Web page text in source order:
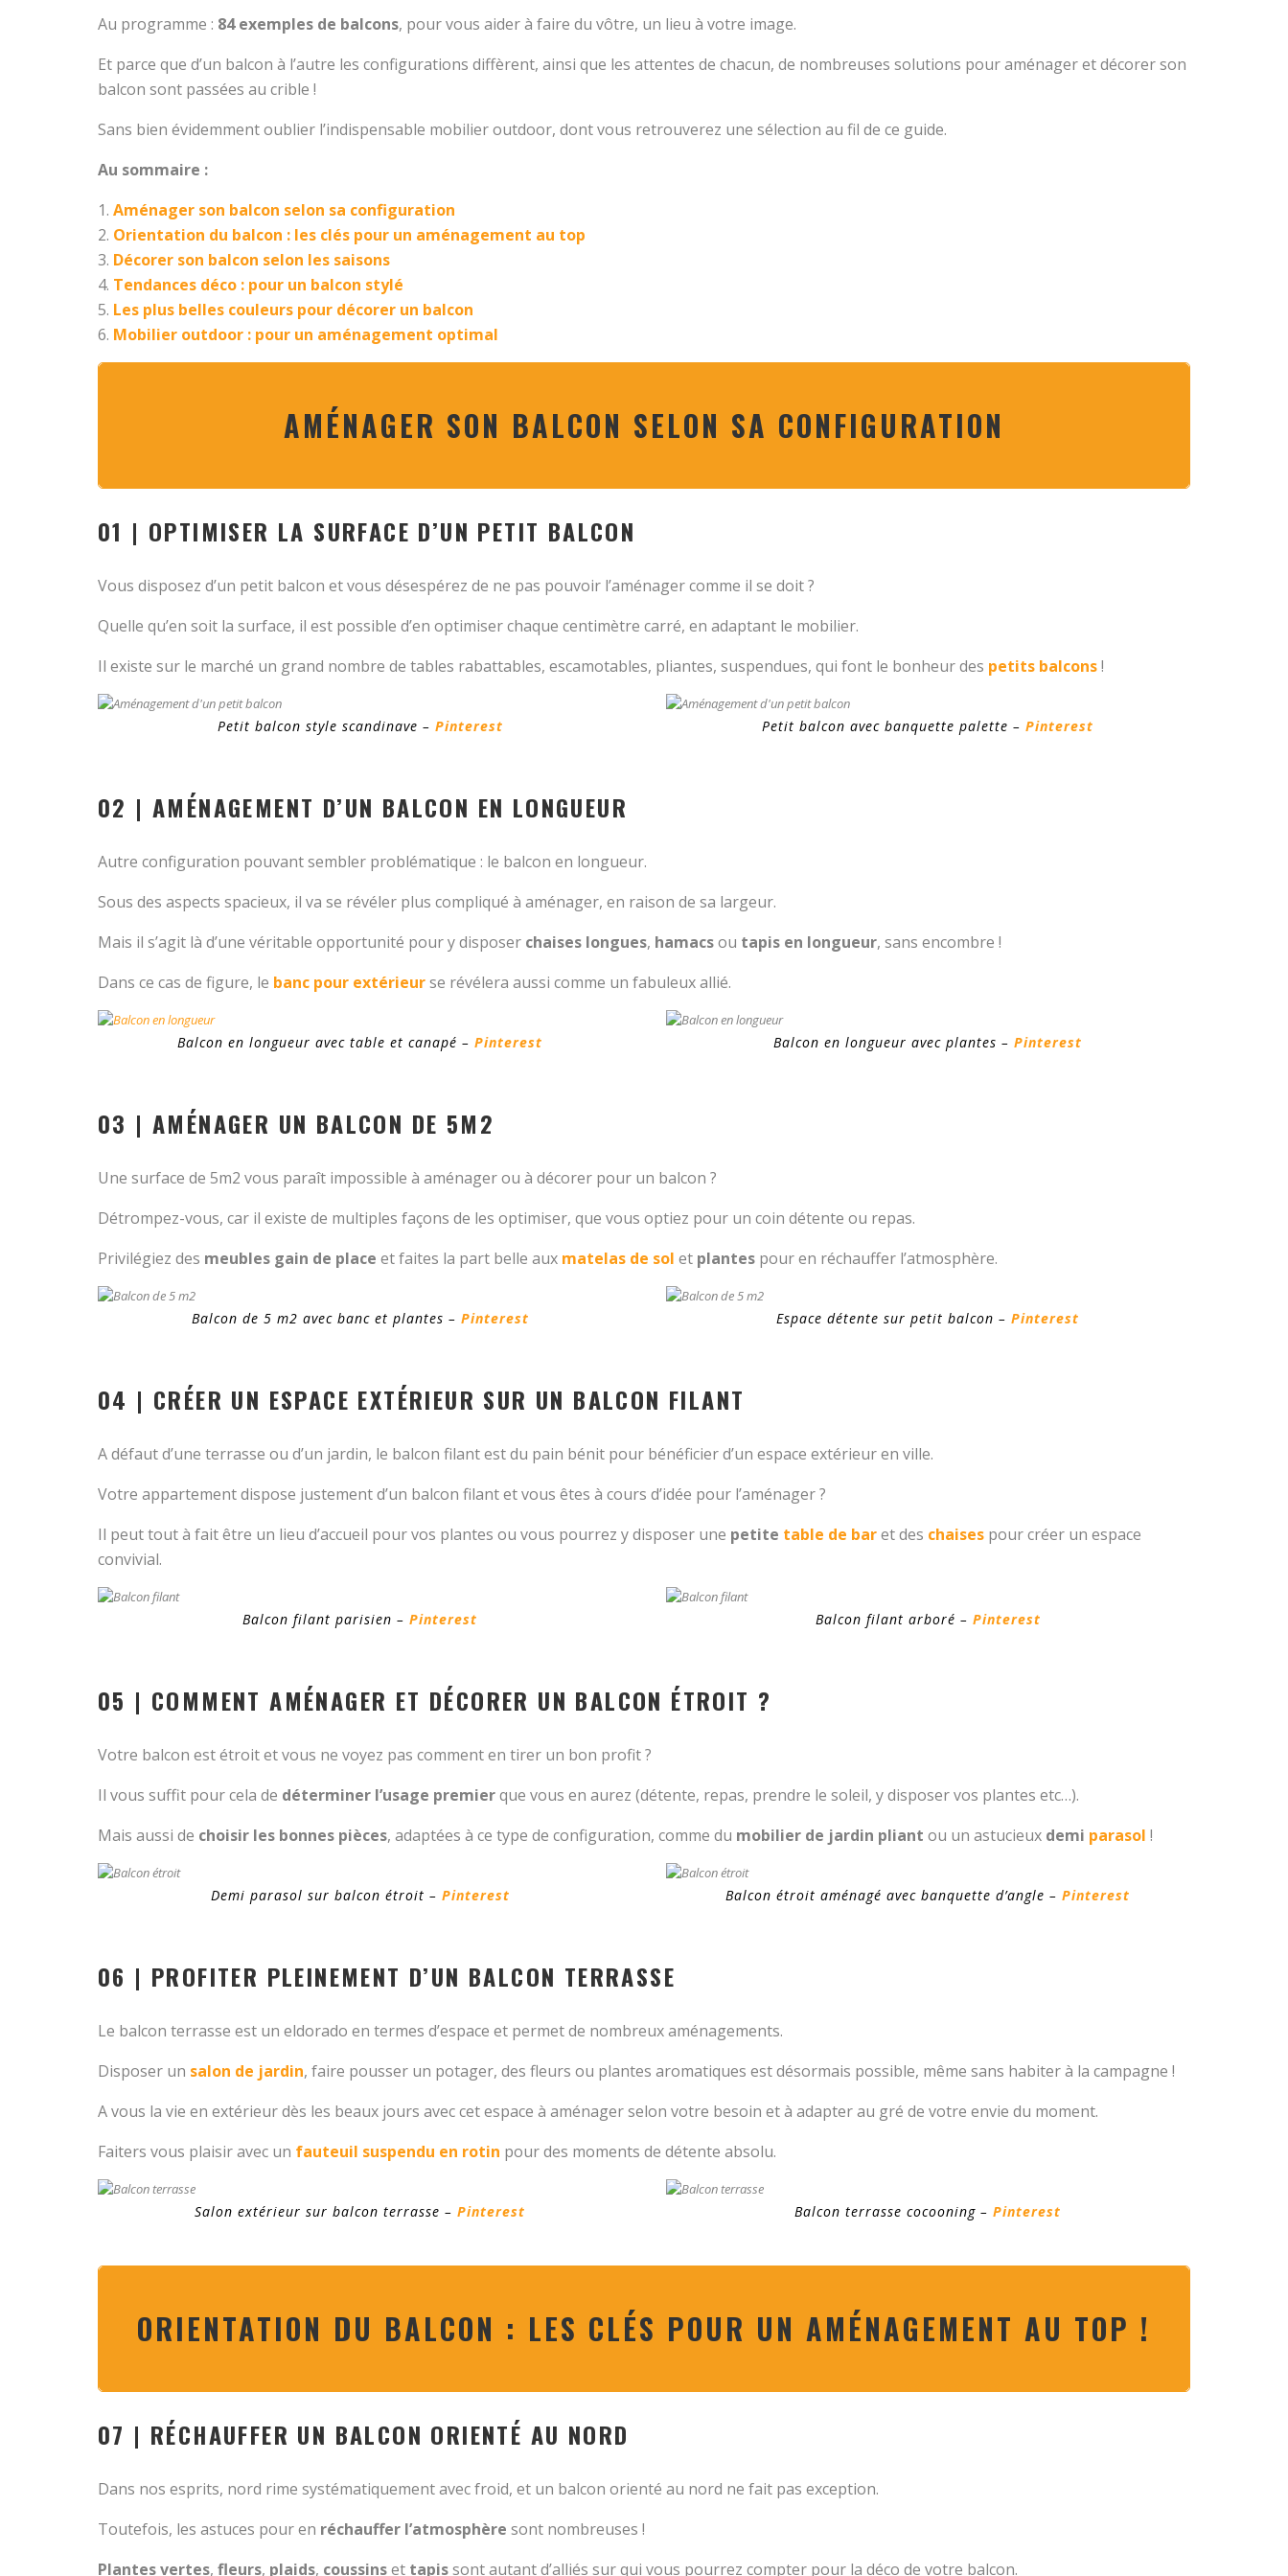
Au programme : 84 exemples de balcons, pour vous aider à faire du vôtre, un lieu à votre image.
Et parce que d’un balcon à l’autre les configurations diffèrent, ainsi que les attentes de chacun, de nombreuses solutions pour aménager et décorer son
balcon sont passées au crible !
Sans bien évidemment oublier l’indispensable mobilier outdoor, dont vous retrouverez une sélection au fil de ce guide.
Au sommaire :
Aménager son balcon selon sa configuration
Orientation du balcon : les clés pour un aménagement au top
Décorer son balcon selon les saisons
Tendances déco : pour un balcon stylé
Les plus belles couleurs pour décorer un balcon
Mobilier outdoor : pour un aménagement optimal
AMÉNAGER SON BALCON SELON SA CONFIGURATION
01 | OPTIMISER LA SURFACE D’UN PETIT BALCON
Vous disposez d’un petit balcon et vous désespérez de ne pas pouvoir l’aménager comme il se doit ?
Quelle qu’en soit la surface, il est possible d’en optimiser chaque centimètre carré, en adaptant le mobilier.
Il existe sur le marché un grand nombre de tables rabattables, escamotables, pliantes, suspendues, qui font le bonheur des petits balcons!
Petit balcon style scandinave – Pinterest Petit balcon avec banquette palette –Pinterest
02 | AMÉNAGEMENT D’UN BALCON EN LONGUEUR
Autre configuration pouvant sembler problématique : le balcon en longueur.
Sous des aspects spacieux, il va se révéler plus compliqué à aménager, en raison de sa largeur.
Mais il s’agit là d’une véritable opportunité pour y disposer chaises longues, hamacsou tapis en longueur, sans encombre !
Dans ce cas de figure, le banc pour extérieurse révélera aussi comme un fabuleux allié.
Balcon en longueur avec table et canapé –Pinterest Balcon en longueur avec plantes –Pinterest
03 | AMÉNAGER UN BALCON DE 5M2
Une surface de 5m2 vous paraît impossible à aménager ou à décorer pour un balcon ?
Détrompez-vous, car il existe de multiples façons de les optimiser, que vous optiez pour un coin détente ou repas.
Privilégiez des meubles gain de place et faites la part belle aux matelas de sol et plantes pour en réchauffer l’atmosphère.
Balcon de 5 m2 avec banc et plantes – Pinterest Espace détente sur petit balcon –Pinterest
04 | CRÉER UN ESPACE EXTÉRIEUR SUR UN BALCON FILANT
A défaut d’une terrasse ou d’un jardin, le balcon filant est du pain bénit pour bénéficier d’un espace extérieur en ville.
Votre appartement dispose justement d’un balcon filant et vous êtes à cours d’idée pour l’aménager ?
Il peut tout à fait être un lieu d’accueil pour vos plantes ou vous pourrez y disposer une petite table de baret des chaises pour créer un espace
convivial.
Balcon filant parisien –Pinterest Balcon filant arboré – Pinterest
05 | COMMENT AMÉNAGER ET DÉCORER UN BALCON ÉTROIT ?
Votre balcon est étroit et vous ne voyez pas comment en tirer un bon profit ?
Il vous suffit pour cela de déterminer l’usage premierque vous en aurez (détente, repas, prendre le soleil, y disposer vos plantes etc…).
Mais aussi de choisir les bonnes pièces, adaptées à ce type de configuration, comme du mobilier de jardin pliant ou un astucieux demi parasol !
Demi parasol sur balcon étroit – Pinterest Balcon étroit aménagé avec banquette d’angle –Pinterest
06 | PROFITER PLEINEMENT D’UN BALCON TERRASSE
Le balcon terrasse est un eldorado en termes d’espace et permet de nombreux aménagements.
Disposer un salon de jardin, faire pousser un potager, des fleurs ou plantes aromatiques est désormais possible, même sans habiter à la campagne !
A vous la vie en extérieur dès les beaux jours avec cet espace à aménager selon votre besoin et à adapter au gré de votre envie du moment.
Faiters vous plaisir avec un fauteuil suspendu en rotin pour des moments de détente absolu.
Salon extérieur sur balcon terrasse –Pinterest Balcon terrasse cocooning –Pinterest
ORIENTATION DU BALCON : LES CLÉS POUR UN AMÉNAGEMENT AU TOP !
07 | RÉCHAUFFER UN BALCON ORIENTÉ AU NORD
Dans nos esprits, nord rime systématiquement avec froid, et un balcon orienté au nord ne fait pas exception.
Toutefois, les astuces pour en réchauffer l’atmosphère sont nombreuses !
Plantes vertes, fleurs, plaids, coussinset tapissont autant d’alliés sur qui vous pourrez compter pour la déco de votre balcon.